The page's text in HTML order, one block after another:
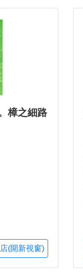
樟之細路
(開新視窗)